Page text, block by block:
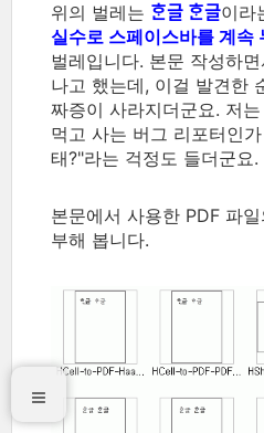
위의 벌레는 ᄒᆞᆫ글 ᄒᆞᆫ글이라
실수로 스페이스바를 계속
벌레입니다. 본문 작성하
나고 했는데, 이걸 발견한
짜증이 사라지더군요. 저
먹고 사는 버그 리포터인
태?"라는 걱정도 들더군요.
본문에서 사용한 PDF 파
부해 봅니다.